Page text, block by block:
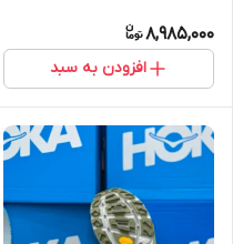
8,985,000
افزودن به سبد